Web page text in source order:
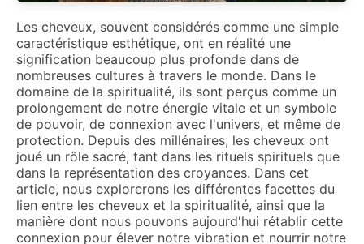
Les cheveux, souvent considérés comme une simple
caractéristique esthétique, ont en réalité une
signification beaucoup plus profonde dans de
nombreuses cultures à travers le monde. Dans le
domaine de la spiritualité, ils sont perçus comme un
prolongement de notre énergie vitale et un symbole
de pouvoir, de connexion avec l'univers, et même de
protection. Depuis des millénaires, les cheveux ont
joué un rôle sacré, tant dans les rituels spirituels que
dans la représentation des croyances. Dans cet
article, nous explorerons les différentes facettes du
lien entre les cheveux et la spiritualité, ainsi que la
manière dont nous pouvons aujourd'hui rétablir cette
connexion pour élever notre vibration et nourrir notre